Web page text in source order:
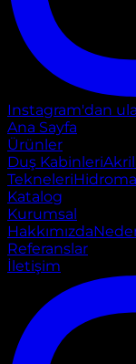
Instagram'dan
Ana Sayfa
Ürünler
Duş Kabinleri
Tekneleri
Katalog
Kurumsal
Hakkımızda
Referanslar
İletişim